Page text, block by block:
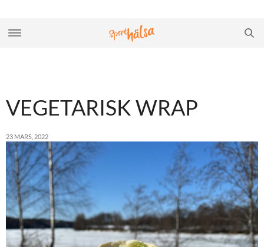
VEGETARISK WRAP
23 MARS, 2022